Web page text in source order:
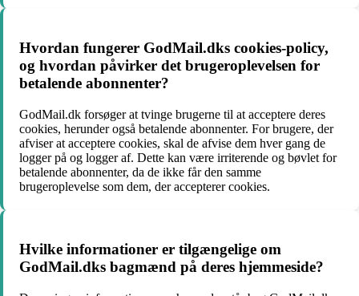
Hvordan fungerer GodMail.dks cookies-policy,
og hvordan påvirker det brugeroplevelsen for
betalende abonnenter?
GodMail.dk forsøger at tvinge brugerne til at acceptere deres
cookies, herunder også betalende abonnenter. For brugere, der
afviser at acceptere cookies, skal de afvise dem hver gang de
logger på og logger af. Dette kan være irriterende og bøvlet for
betalende abonnenter, da de ikke får den samme
brugeroplevelse som dem, der accepterer cookies.
Hvilke informationer er tilgængelige om
GodMail.dks bagmænd på deres hjemmeside?